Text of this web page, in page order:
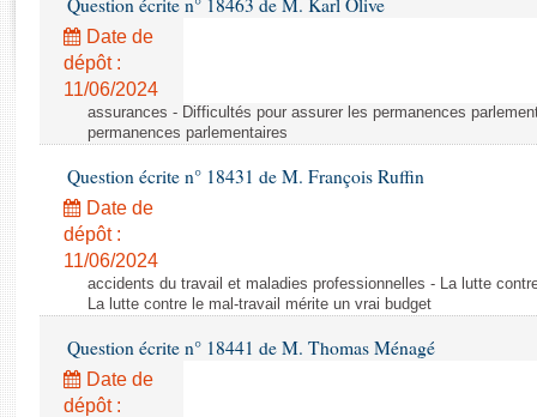
Rapports d'enquête
Rapports législatifs
Rapports sur l'application des lois
Baromètre de l’application des lois
Budget et sécurité sociale
Questions écrites et orales
Comptes rendus des débats
Question écrite n° 18463 de M. Karl Olive
Date de
dépôt :
11/06/2024
assurances - Difficultés pour assurer les permanences
permanences parlementaires
Question écrite n° 18431 de M. François Ruffin
Date de
dépôt :
11/06/2024
accidents du travail et maladies professionnelles - La lutte
La lutte contre le mal-travail mérite un vrai budget
Question écrite n° 18441 de M. Thomas Ménagé
Date de
dépôt :